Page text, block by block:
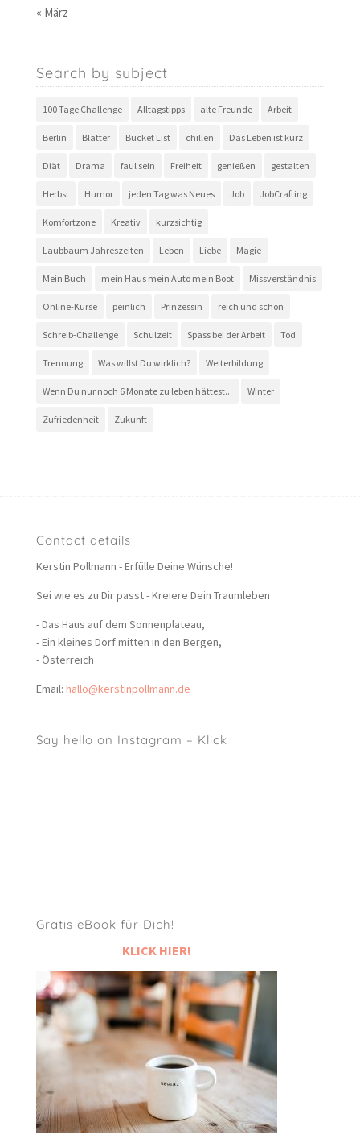
« März
Search by subject
100 Tage Challenge Alltagstipps alte Freunde Arbeit
Berlin Blätter Bucket List chillen Das Leben ist kurz
Diät Drama faul sein Freiheit genießen gestalten
Herbst Humor jeden Tag was Neues Job JobCrafting
Komfortzone Kreativ kurzsichtig
Laubbaum Jahreszeiten Leben Liebe Magie
Mein Buch mein Haus mein Auto mein Boot Missverständnis
Online-Kurse peinlich Prinzessin reich und schön
Schreib-Challenge Schulzeit Spass bei der Arbeit Tod
Trennung Was willst Du wirklich? Weiterbildung
Wenn Du nur noch 6 Monate zu leben hättest... Winter
Zufriedenheit Zukunft
Contact details
Kerstin Pollmann - Erfülle Deine Wünsche!
Sei wie es zu Dir passt - Kreiere Dein Traumleben
- Das Haus auf dem Sonnenplateau,
- Ein kleines Dorf mitten in den Bergen,
- Österreich
Email: hallo@kerstinpollmann.de
Say hello on Instagram – Klick
Gratis eBook für Dich!
KLICK HIER!